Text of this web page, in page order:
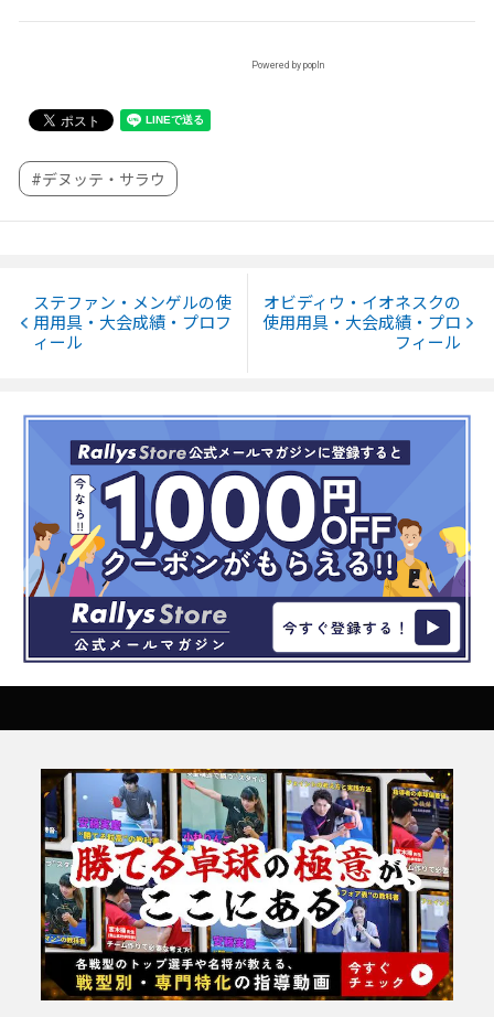
Powered by popIn
#デヌッテ・サラウ
ステファン・メンゲルの使
用用具・大会成績・プロフ
ィール
オビディウ・イオネスクの
使用用具・大会成績・プロ
フィール